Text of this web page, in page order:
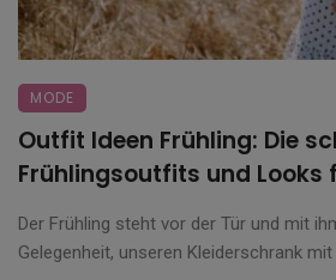
MODE
Outfit Ideen Frühling: Die
Frühlingsoutfits und Looks
Der Frühling steht vor der Tür und mit
Gelegenheit, unseren Kleiderschrank mit ...